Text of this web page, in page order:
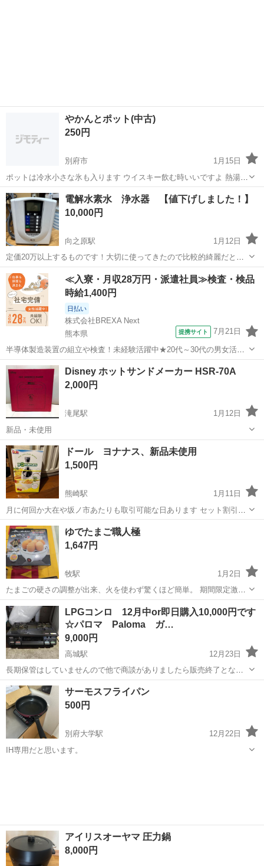
やかんとポット(中古)
250円
別府市
1月15日
ポットは冷水小さな氷も入ります ウイスキー飲む時いいですよ 熱湯も
入ります やかんは焦げがついてます よろしかったらお願いします
大分 別府市 キッチン家電 ポット
電解水素水 浄水器 【値下げしました！】
10,000円
向之原駅
1月12日
定価20万以上するものです！大切に使ってきたので比較的綺麗だと思
います！ フィルターは交換された方がいいかと思います！ 新機種に変
えたため出品します！ まだまだ現役で使えます！ ノークレームノーリ
ターンでお願いします！
大分 由布市 向之原駅 キッチン家電 水素水
≪入寮・月収28万円・派遣社員≫検査・検品
時給1,400円
日払い
株式会社BREXA Next
熊本県
提携サイト 7月21日
半導体製造装置の組立や検査！未経験活躍中★20代～30代の男女活躍
中★ワンルーム寮完備！赴任旅費会社負担！マイカー通勤OK！無料駐
車場あり！正社員登用あり！《熊本県菊池郡大津町》 人気の工場のお
仕事 ◇半導体製造装置の組立...
熊本 その他
Disney ホットサンドメーカー HSR-70A
2,000円
滝尾駅
1月12日
新品・未使用
大分 大分市 キッチン家電 HSR
ドール ヨナナス、新品未使用
1,500円
熊崎駅
1月11日
月に何回か大在や坂ノ市あたりも取引可能な日あります セット割引あ
ります 動物買ってません タバコ吸いません できれば平日、土曜日午
後希望です 中古の理解できる方 完璧を求める方はご遠慮ください 子
供服や雑貨家具多数...
大分 臼杵市 熊崎駅 キッチン家電
ゆでたまご職人極
1,647円
牧駅
1月2日
たまごの硬さの調整が出来、火を使わず驚くほど簡単。 期間限定激安
処分特価中。 ネットショップやSNSで話題の商品を集めました！実物
を見て、触って、すぐ買える！皆様のご来店心よりお待ちいたしま
す。 お取引場所場所・ﾄｷﾊｲﾝ...
大分 大分市 キッチン家電 ゆでたまご
LPGコンロ 12月中or即日購入10,000円です
☆パロマ Paloma ガ…
9,000円
高城駅
12月23日
長期保管はしていませんので他で商談がありましたら販売終了となり
ます。ご了承下さいませ。 ご連絡m(_ _)m出来れば今月中が希望です
が、慌ただしい月(師走)ですので、事前にご連絡頂けましたら、来年ま
で持ち越します☆ メー...
大分 大分市 キッチン家電
サーモスフライパン
500円
別府大学駅
12月22日
IH専用だと思います。
アイリスオーヤマ 圧力鍋
8,000円